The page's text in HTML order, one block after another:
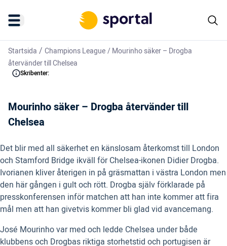
Startsida / Champions League/Mourinho säker – Drogba
återvänder till Chelsea
Skribenter:
Mourinho säker – Drogba återvänder till
Chelsea
Det blir med all säkerhet en känslosam återkomst till London
och Stamford Bridge ikväll för Chelsea-ikonen Didier Drogba.
Ivorianen kliver återigen in på gräsmattan i västra London men
den här gången i gult och rött. Drogba själv förklarade på
presskonferensen inför matchen att han inte kommer att fira
mål men att han givetvis kommer bli glad vid avancemang.
José Mourinho var med och ledde Chelsea under både
klubbens och Drogbas riktiga storhetstid och portugisen är